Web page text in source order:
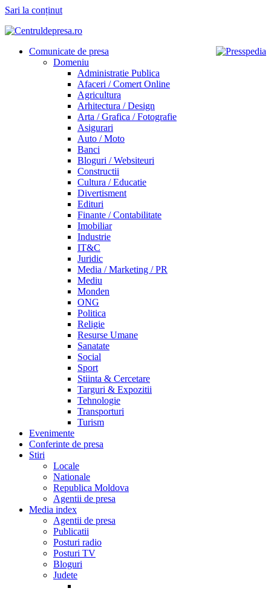
Sari la conținut
Comunicate de presa
Domeniu
Administratie Publica
Afaceri / Comert Online
Agricultura
Arhitectura / Design
Arta / Grafica / Fotografie
Asigurari
Auto / Moto
Banci
Bloguri / Websiteuri
Constructii
Cultura / Educatie
Divertisment
Edituri
Finante / Contabilitate
Imobiliar
Industrie
IT&C
Juridic
Media / Marketing / PR
Mediu
Monden
ONG
Politica
Religie
Resurse Umane
Sanatate
Social
Sport
Stiinta & Cercetare
Targuri & Expozitii
Tehnologie
Transporturi
Turism
Evenimente
Conferinte de presa
Stiri
Locale
Nationale
Republica Moldova
Agentii de presa
Media index
Agentii de presa
Publicatii
Posturi radio
Posturi TV
Bloguri
Judete